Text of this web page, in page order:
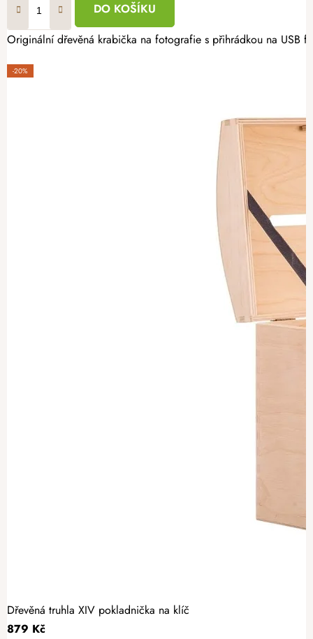
DO KOŠÍKU
-20%
Dřevěná truhla XIV pokladnička na klíč
879 Kč